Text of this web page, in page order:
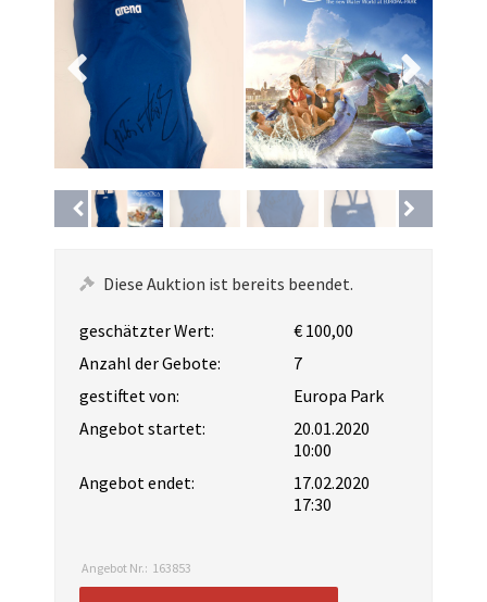
Diese Auktion ist bereits beendet.
geschätzter Wert:
€ 100,00
Anzahl der Gebote:
7
gestiftet von:
Europa Park
Angebot startet:
20.01.2020
10:00
Angebot endet:
17.02.2020
17:30
Angebot Nr.: 163853